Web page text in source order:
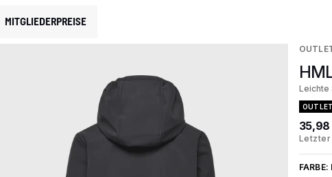
MITGLIEDERPREISE
Leichte
OUTLET
Letzter
FARBE: